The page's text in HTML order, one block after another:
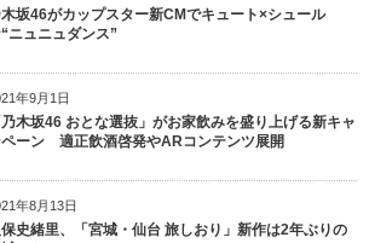
坂46がカップスター新CMでキュート×シュール
ニュニュダンス”
年9月1日
乃木坂46 おとな選抜」がお家飲みを盛り上げる新キャ
ペーン 適正飲酒啓発やARコンテンツ展開
年8月13日
史緒里、「宮城・仙台 旅しおり」新作は2年ぶりの